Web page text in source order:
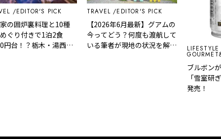
PICK
炉裏料理と10種
付きで1泊2食
？栃木・湯西川
TRAVEL EDITOR'S PICK
【2026年6月最新】グアムの
今ってどう？何度も渡航して
いる筆者が現地の状況を解
LIFESTYLE
ブルボンが雪
「雪室研ぎ澄
発売！